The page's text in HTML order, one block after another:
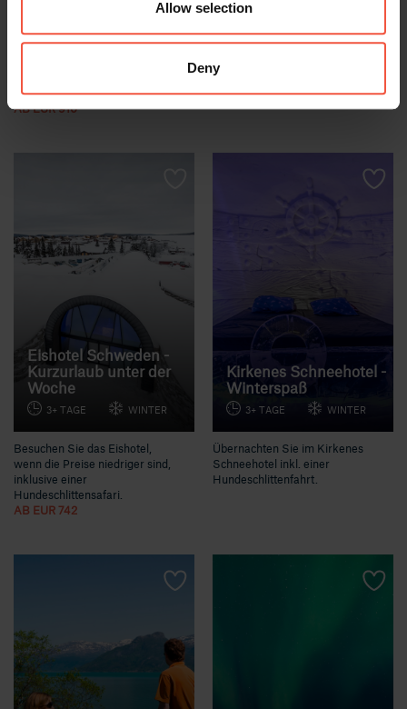
Allow selection
Deny
Erleben Sie die
Mitternachtssonne.
AB EUR 910
BUS
Kurzaufenthalt in Reykjavik
und Golden Circle Tour.
AB EUR 640
Eishotel Schweden -
Kurzurlaub unter der
Woche
3+ TAGE WINTER
Besuchen Sie das Eishotel,
wenn die Preise niedriger sind,
inklusive einer
Hundeschlittensafari.
AB EUR 742
Kirkenes Schneehotel -
Winterspaß
3+ TAGE WINTER
Übernachten Sie im Kirkenes
Schneehotel inkl. einer
Hundeschlittenfahrt.